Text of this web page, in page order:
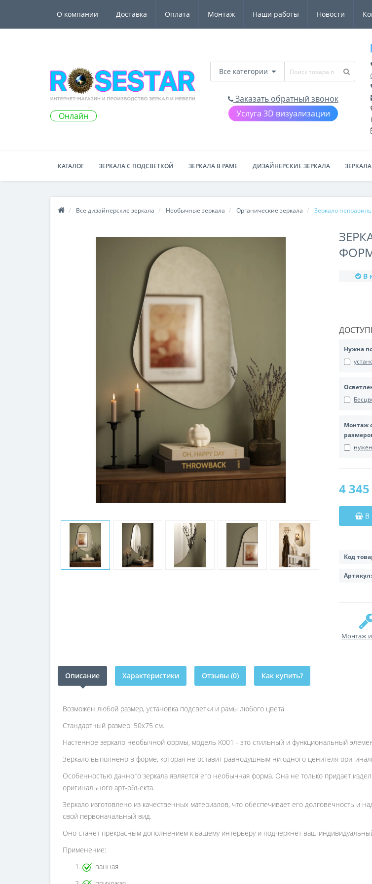
О компании Доставка Оплата Монтаж Наши работы Новости
Онлайн
Все категории
Заказать обратный звонок
Услуга 3D визуализации
КАТАЛОГ ЗЕРКАЛА С ПОДСВЕТКОЙ ЗЕРКАЛА В РАМЕ ДИЗАЙНЕРСКИЕ ЗЕРКАЛА
Все дизайнерские зеркала Необычные зеркала Органические зеркала Зеркало
В
Нужна
Монтаж
4 345
В
Код
Артикул:
Монтаж
Описание Характеристики Отзывы (0) Как купить?
Возможен любой размер, установка подсветки и рамы любого цвета.
Стандартный размер: 50х75 см.
Настенное зеркало необычной формы, модель K001 - это стильный и функциональный
Зеркало выполнено в форме, которая не оставит равнодушным ни одного ценителя
Особенностью данного зеркала является его необычная форма. Она не только придает
оригинального арт-объекта.
Зеркало изготовлено из качественных материалов, что обеспечивает его долговечность и
свой первоначальный вид.
Оно станет прекрасным дополнением к вашему интерьеру и подчеркнет ваш
Применение:
ванная